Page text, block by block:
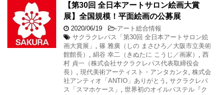
【第30回 全日本アートサロン絵画大賞
展】全国規模！平面絵画の公募展
2020/06/19 -アート総合情報
サクラクレパス「第30回 全日本アートサロン絵
画大賞展」
篠 雅廣（しの まさひろ／大阪市立美術
館館長）
絹谷 幸二（きぬたに こうじ／画家）
西
村 貞一（株式会社サクラクレパス代表取締役会
長）
現代美術アーティスト・アンタカンタ
株式会
社アンティオ「ANTIO」ありがとう
サクラクレパ
ス「スマホケース」
世界初のオイルパステル『ク